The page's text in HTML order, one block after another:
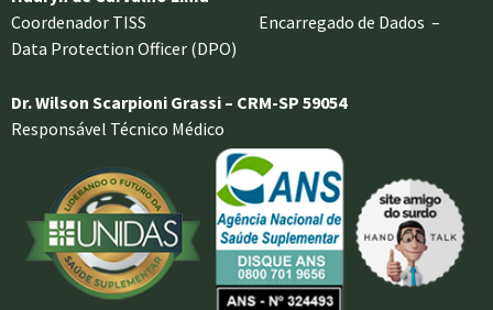
Coordenador TISS Encarregado de Dados –
Data Protection Officer (DPO)
Dr. Wilson Scarpioni Grassi – CRM-SP 59054
Responsável Técnico Médico